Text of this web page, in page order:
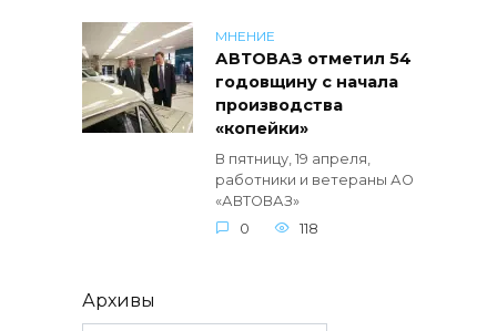
МНЕНИЕ
АВТОВАЗ отметил 54
годовщину с начала
производства
«копейки»
В пятницу, 19 апреля,
работники и ветераны АО
«АВТОВАЗ»
0
118
Архивы